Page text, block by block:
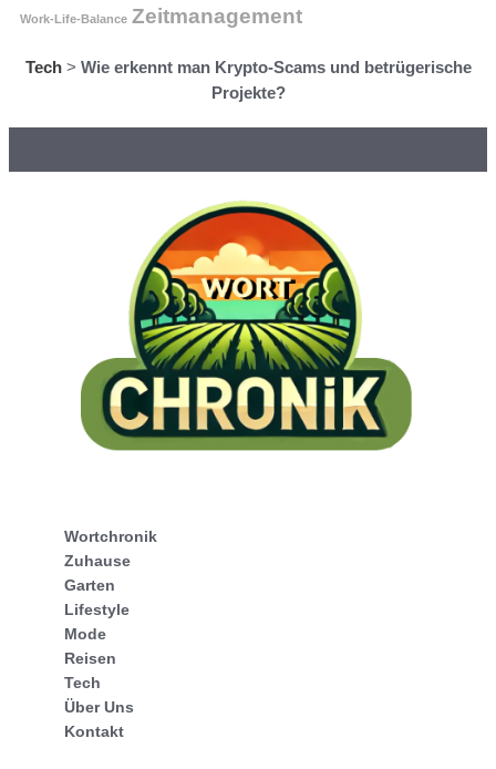
Work-Life-Balance Zeitmanagement
Tech> Wie erkennt man Krypto-Scams und betrügerische
Projekte?
Wortchronik
Zuhause
Garten
Lifestyle
Mode
Reisen
Tech
Über Uns
Kontakt